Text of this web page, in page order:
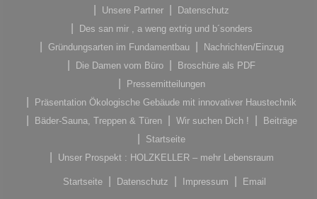
Unsere Partner
Datenschutz
Des san mir , a weng extrig und b´sonders
Gründungsarten im Fundamentbau
Nachrichten/Einzug
Die Damen vom Büro
Broschüre als PDF
Pressemitteilungen
Präsentation Ökologische Gebäude mit innovativer Haustechnik
Bäder-Sauna, Treppen & Türen
Wir suchen Dich !
Beiträge
Startseite
Unser Prospekt : HOLZKELLER – mehr Lebensraum
Startseite Datenschutz Impressum Email